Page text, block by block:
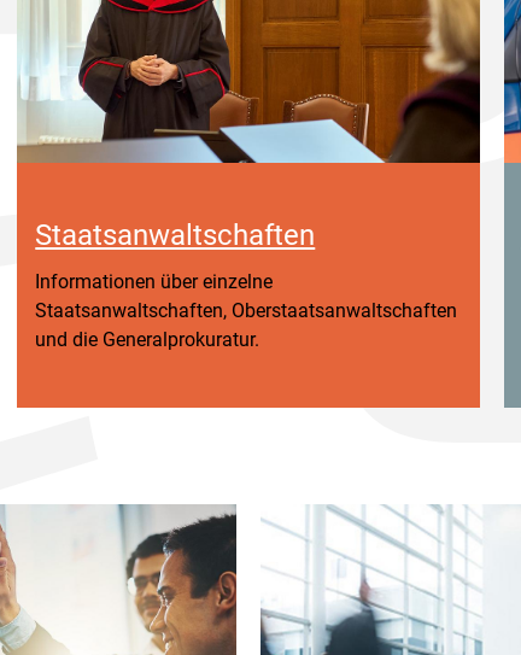
Staatsanwaltschaften
Informationen über einzelne
Staatsanwaltschaften, Oberstaatsanwaltschaften
und die Generalprokuratur.